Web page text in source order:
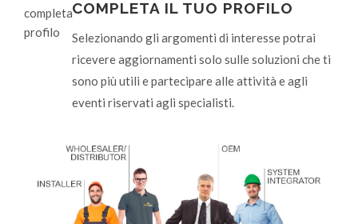
COMPLETA IL TUO PROFILO
Selezionando gli argomenti di interesse potrai
ricevere aggiornamenti solo sulle soluzioni che ti
sono più utili e partecipare alle attività e agli
eventi riservati agli specialisti.